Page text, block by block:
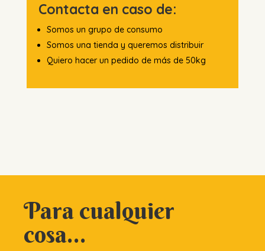
Contacta en caso de:
Somos un grupo de consumo
Somos una tienda y queremos distribuir
Quiero hacer un pedido de más de 50kg
Para cualquier
cosa...